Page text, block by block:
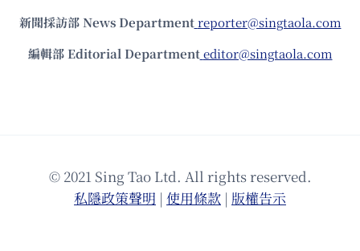
新聞採訪部 News Department reporter@singtaola.com
編輯部 Editorial Department editor@singtaola.com
© 2021 Sing Tao Ltd. All rights reserved.
私隱政策聲明 | 使⽤條款 | 版權告⽰